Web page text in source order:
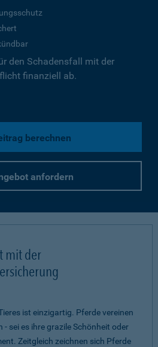
den Schadensfall mit der
finanziell ab.
berechnen
anfordern
mit der
ist einzigartig. Pferde vereinen
sei es ihre grazile Schönheit oder
Zeitgleich zeichnen sich Pferde